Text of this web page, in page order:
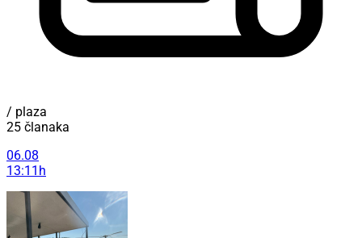
/ plaza
25 članaka
06.08
13:11h